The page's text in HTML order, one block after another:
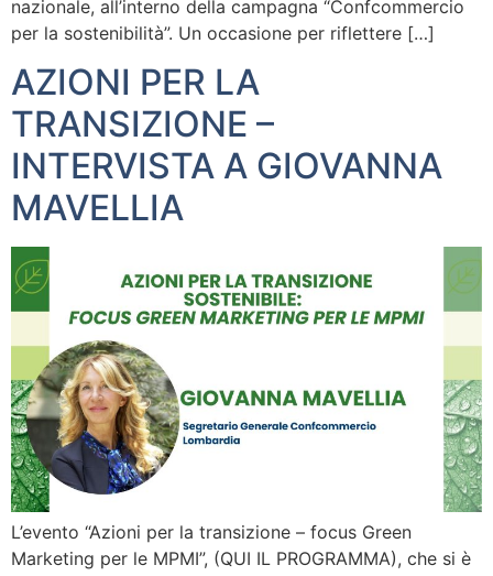
nazionale, all’interno della campagna “Confcommercio
per la sostenibilità”. Un occasione per riflettere […]
AZIONI PER LA
TRANSIZIONE –
INTERVISTA A GIOVANNA
MAVELLIA
L’evento “Azioni per la transizione – focus Green
Marketing per le MPMI”, (QUI IL PROGRAMMA), che si è